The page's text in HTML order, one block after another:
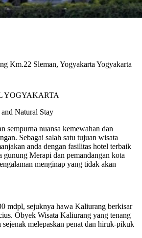
Km.22 Sleman, Yogyakarta Yogyakarta
YOGYAKARTA
Natural Stay
sempurna nuansa kemewahan dan
Sebagai salah satu tujuan wisata
anda dengan fasilitas hotel terbaik
gunung Merapi dan pemandangan kota
menginap yang tidak akan
mdpl, sejuknya hawa Kaliurang berkisar
Obyek Wisata Kaliurang yang tenang
sejenak melepaskan penat dan hiruk-pikuk